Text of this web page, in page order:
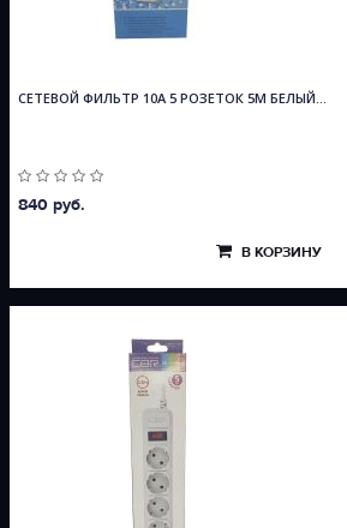
СЕТЕВОЙ ФИЛЬТР 10А 5 РОЗЕТОК 5М БЕЛЫЙ...
840 руб.
В КОРЗИНУ